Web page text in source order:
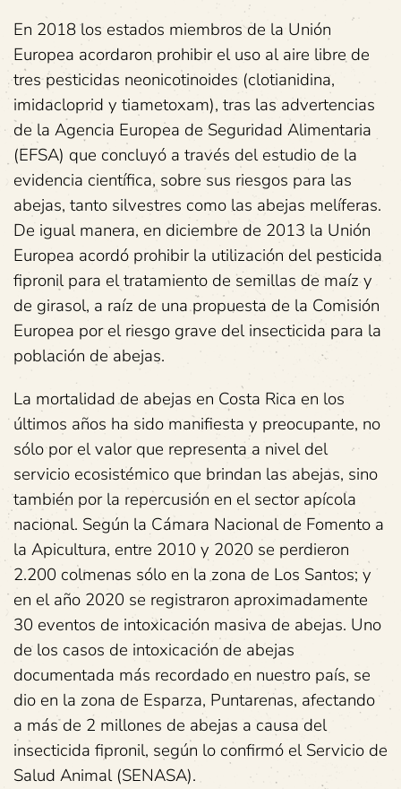
En 2018 los estados miembros de la Unión
Europea acordaron prohibir el uso al aire libre de
tres pesticidas neonicotinoides (clotianidina,
imidacloprid y tiametoxam), tras las advertencias
de la Agencia Europea de Seguridad Alimentaria
(EFSA) que concluyó a través del estudio de la
evidencia científica, sobre sus riesgos para las
abejas, tanto silvestres como las abejas melíferas.
De igual manera, en diciembre de 2013 la Unión
Europea acordó prohibir la utilización del pesticida
fipronil para el tratamiento de semillas de maíz y
de girasol, a raíz de una propuesta de la Comisión
Europea por el riesgo grave del insecticida para la
población de abejas.
La mortalidad de abejas en Costa Rica en los
últimos años ha sido manifiesta y preocupante, no
sólo por el valor que representa a nivel del
servicio ecosistémico que brindan las abejas, sino
también por la repercusión en el sector apícola
nacional. Según la Cámara Nacional de Fomento a
la Apicultura, entre 2010 y 2020 se perdieron
2.200 colmenas sólo en la zona de Los Santos; y
en el año 2020 se registraron aproximadamente
30 eventos de intoxicación masiva de abejas. Uno
de los casos de intoxicación de abejas
documentada más recordado en nuestro país, se
dio en la zona de Esparza, Puntarenas, afectando
a más de 2 millones de abejas a causa del
insecticida fipronil, según lo confirmó el Servicio de
Salud Animal (SENASA).